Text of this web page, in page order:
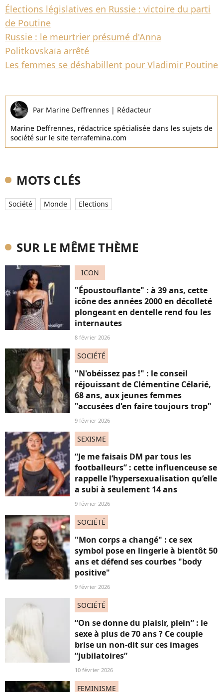
Élections législatives en Russie : victoire du parti
de Poutine
Russie : le meurtrier présumé d'Anna
Politkovskaïa arrêté
Les femmes se déshabillent pour Vladimir Poutine
Par Marine Deffrennes | Rédacteur
Marine Deffrennes, rédactrice spécialisée dans les sujets de
société sur le site terrafemina.com
MOTS CLÉS
Société Monde Elections
SUR LE MÊME THÈME
ICON
"Époustouflante" : à 39 ans, cette
icône des années 2000 en décolleté
plongeant en dentelle rend fou les
internautes
8 février 2026
SOCIÉTÉ
"N'obéissez pas !" : le conseil
réjouissant de Clémentine Célarié,
68 ans, aux jeunes femmes
"accusées d'en faire toujours trop"
9 février 2026
SEXISME
“Je me faisais DM par tous les
footballeurs” : cette influenceuse se
rappelle l’hypersexualisation qu’elle
a subi à seulement 14 ans
9 février 2026
SOCIÉTÉ
"Mon corps a changé" : ce sex
symbol pose en lingerie à bientôt 50
ans et défend ses courbes "body
positive"
9 février 2026
SOCIÉTÉ
“On se donne du plaisir, plein” : le
sexe à plus de 70 ans ? Ce couple
brise un non-dit sur ces images
“jubilatoires”
10 février 2026
FEMINISME